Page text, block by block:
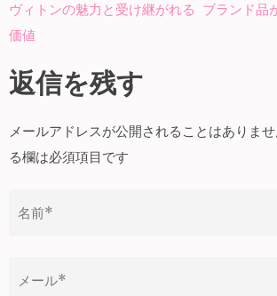
投
ナ
ビ
ゲ
ー
ョ
ヴィトンの魅力と受け継がれる
価値
ブランド品
返信を残す
メールアドレスが公開されることはありませ
る欄は必須項目です